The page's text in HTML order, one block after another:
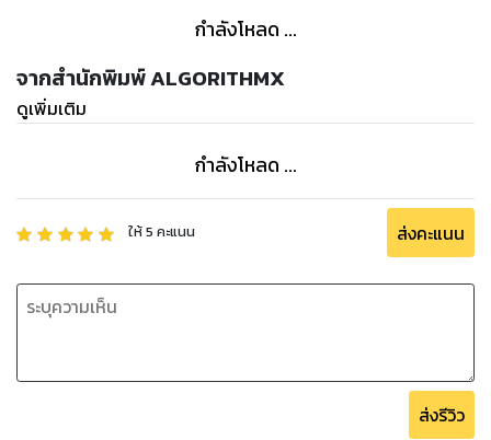
ประยุกต์ใช้ในการทำงานได้อย่างมีประสิทธิภาพ
โดยเนื้อหาของหนังสือเล่มนี้ ประกอบด้วบบทต่างๆดังนี้
บทที่ 1: ปูพื้นฐานเกี่ยวกับ AI และ การเขียนคำสั่ง Prompt
- AI หลักๆที่คนนิยมใช้กันมีอะไรบ้าง
- เรียนรู้ Prompt คืออะไร และสำคัญอย่างไร
- แนะนำหนังสือ สำหรับปูพื้นฐานในการเขียน Prompt
- แนะนำหนังสือ สำหรับการเขียน Prompt ขั้นสูง
กำลังโหลด ...
จากสำนักพิมพ์ ALGORITHMX
ดูเพิ่มเติม
กำลังโหลด ...
ให้5 คะแนน ส่งคะแนน
ส่งรีวิว